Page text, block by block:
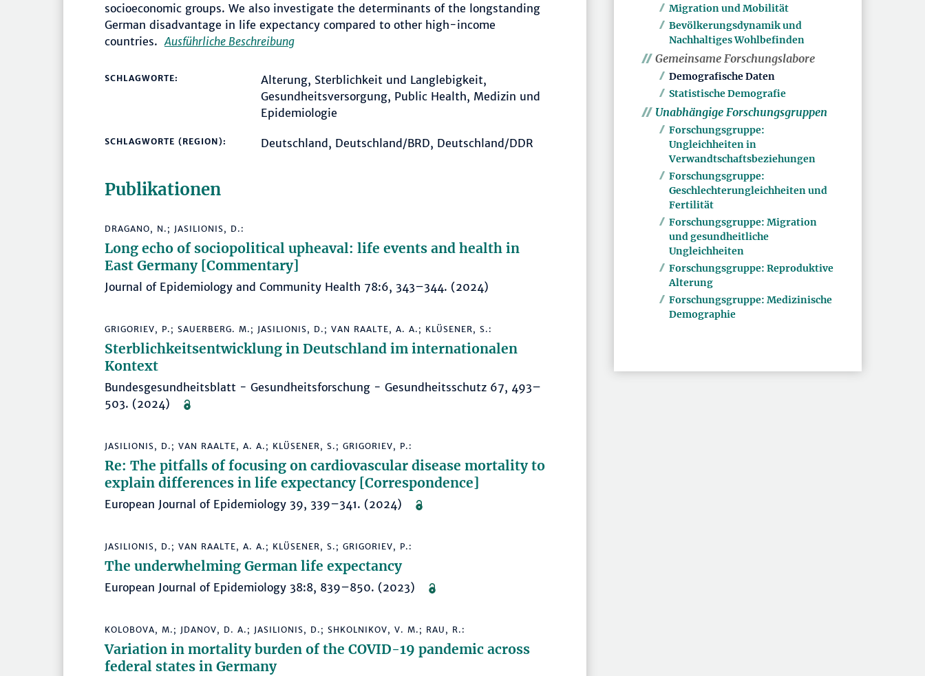
socioeconomic groups. We also investigate the determinants of the longstanding
German disadvantage in life expectancy compared to other high-income
countries.Ausführliche Beschreibung
SCHLAGWORTE:
Alterung, Sterblichkeit und Langlebigkeit,
Gesundheitsversorgung, Public Health, Medizin und
Epidemiologie
SCHLAGWORTE (REGION): Deutschland, Deutschland/BRD, Deutschland/DDR
Publikationen
DRAGANO, N.; JASILIONIS, D.:
Long echo of sociopolitical upheaval: life events and health in
East Germany [Commentary]
Journal of Epidemiology and Community Health 78:6, 343–344. (2024)
GRIGORIEV, P.; SAUERBERG. M.; JASILIONIS, D.; VAN RAALTE, A. A.; KLÜSENER, S.:
Sterblichkeitsentwicklung in Deutschland im internationalen
Kontext
Bundesgesundheitsblatt - Gesundheitsforschung - Gesundheitsschutz 67, 493–
503. (2024)
JASILIONIS, D.; VAN RAALTE, A. A.; KLÜSENER, S.; GRIGORIEV, P.:
Re: The pitfalls of focusing on cardiovascular disease mortality to
explain differences in life expectancy [Correspondence]
European Journal of Epidemiology 39, 339–341. (2024)
JASILIONIS, D.; VAN RAALTE, A. A.; KLÜSENER, S.; GRIGORIEV, P.:
The underwhelming German life expectancy
European Journal of Epidemiology 38:8, 839–850. (2023)
KOLOBOVA, M.; JDANOV, D. A.; JASILIONIS, D.; SHKOLNIKOV, V. M.; RAU, R.:
Variation in mortality burden of the COVID-19 pandemic across
federal states in Germany
Migration und Mobilität
Bevölkerungsdynamik und
Nachhaltiges Wohlbefinden
Gemeinsame Forschungslabore
Demografische Daten
Statistische Demografie
Unabhängige Forschungsgruppen
Forschungsgruppe:
Ungleichheiten in
Verwandtschaftsbeziehungen
Forschungsgruppe:
Geschlechterungleichheiten und
Fertilität
Forschungsgruppe: Migration
und gesundheitliche
Ungleichheiten
Forschungsgruppe: Reproduktive
Alterung
Forschungsgruppe: Medizinische
Demographie